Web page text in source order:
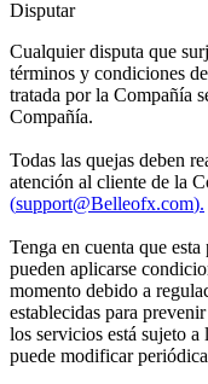
Disputar
Cualquier disputa que
términos y condiciones
tratada por la Compañía
Compañía.
Todas las quejas deben
atención al cliente de la
(support@Belleofx.com).
Tenga en cuenta que
pueden aplicarse
momento debido a
establecidas para
los servicios está sujeto
puede modificar